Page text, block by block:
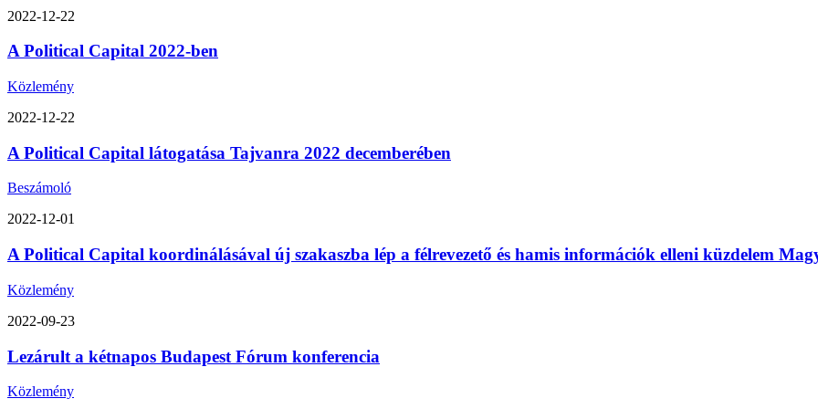
2022-12-22
A Political Capital 2022-ben
Közlemény
2022-12-22
A Political Capital látogatása Tajvanra 2022 decemberében
Beszámoló
2022-12-01
A Political Capital koordinálásával új szakaszba lép a félrevezető és hamis információk elleni küzdelem
Közlemény
2022-09-23
Lezárult a kétnapos Budapest Fórum konferencia
Közlemény